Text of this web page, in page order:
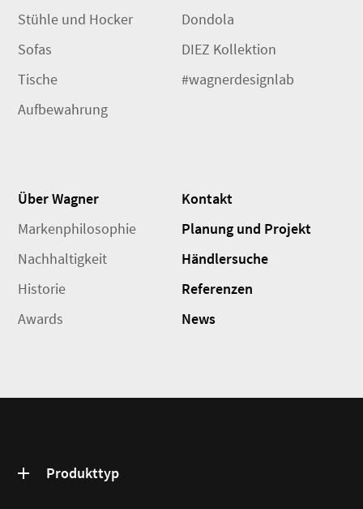
Stühle und Hocker
Sofas
Tische
Aufbewahrung
Dondola
DIEZ Kollektion
#wagnerdesignlab
Über Wagner
Markenphilosophie
Nachhaltigkeit
Historie
Awards
Kontakt
Planung und Projekt
Händlersuche
Referenzen
News
Produkttyp